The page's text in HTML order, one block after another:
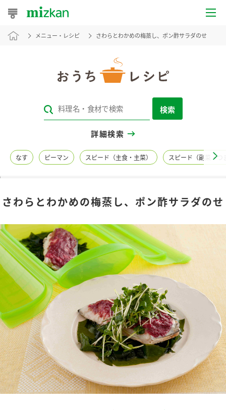
おうちレシピ
レシピカテゴリ一覧
レシピ名特集
商品情報
商品カテゴリ
酢 調味酢
お酢ドリンク ぽん酢
みりん風・料理酒 鍋用調味料
つゆ たれ
新商品一覧
キャンペーン情報
ブランド・スペシャルサイト
ブランド・スペシャルサイト トップ
商品ブランドサイト
Fibee（ファイビー）
くらしプラ酢
企業情報
国内事業概要
メニュー・レシピ さわらとわかめの梅蒸し、ポン酢サラダのせ
検索
詳細検索
なす ピーマン スピード（主食・主菜） スピード（副菜・つ
さわらとわかめの梅蒸し、ポン酢サラダのせ